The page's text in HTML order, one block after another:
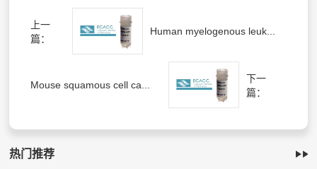
上一
篇：
Human myelogenous leuk...
Mouse squamous cell ca...
下一
篇：
热门推荐